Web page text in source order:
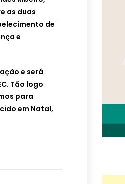
as duas
de
e
e será
Tão logo
para
em Natal,